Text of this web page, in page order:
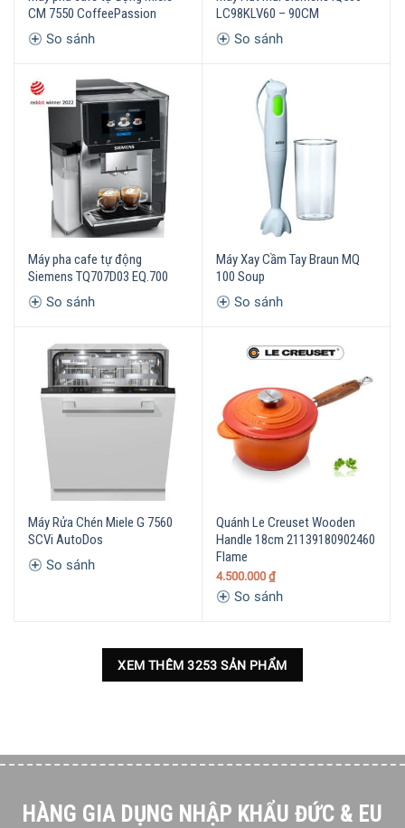
CM 7550 CoffeePassion
So sánh
LC98KLV60 – 90CM
So sánh
Máy pha cafe tự động
Siemens TQ707D03 EQ.700
So sánh
Máy Xay Cầm Tay Braun MQ
100 Soup
So sánh
Máy Rửa Chén Miele G 7560
SCVi AutoDos
So sánh
Quánh Le Creuset Wooden
Handle 18cm 21139180902460
Flame
4.500.000 ₫
So sánh
XEM THÊM 3253 SẢN PHẨM
HÀNG GIA DỤNG NHẬP KHẨU ĐỨC & EU